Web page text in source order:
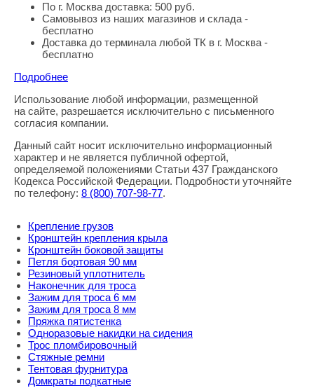
По г. Москва доставка: 500 руб.
Самовывоз из наших магазинов и склада -
бесплатно
Доставка до терминала любой ТК в г. Москва -
бесплатно
Подробнее
Правовая информация
Использование любой информации, размещенной
на сайте, разрешается исключительно с письменного
согласия компании.
Данный сайт носит исключительно информационный
характер и не является публичной офертой,
определяемой положениями Статьи 437 Гражданского
Кодекса Российской Федерации. Подробности уточняйте
по телефону: 8 (800) 707-98-77.
Крепление грузов
Кронштейн крепления крыла
Кронштейн боковой защиты
Петля бортовая 90 мм
Резиновый уплотнитель
Наконечник для троса
Зажим для троса 6 мм
Зажим для троса 8 мм
Пряжка пятистенка
Одноразовые накидки на сидения
Трос пломбировочный
Стяжные ремни
Тентовая фурнитура
Домкраты подкатные